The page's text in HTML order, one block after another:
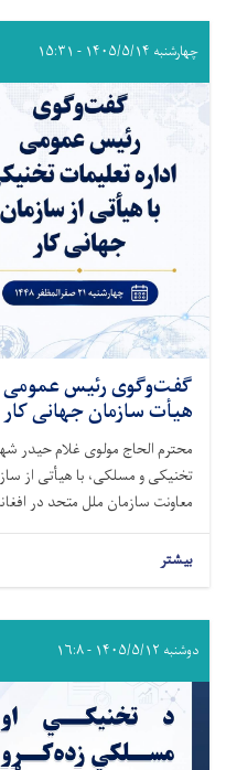
چهارشنبه ۱۴۰۵/۵/۱۴ - ۱۵:۳۱
گفت‌وگوی رئیس عمومی
هیأت سازمان جهانی کار
محترم الحاج مولوی غلام حیدر
معاونت سازمان ملل متحد در
بیشتر
دوشنبه ۱۴۰۵/۵/۱۲ - ۱۶:۸